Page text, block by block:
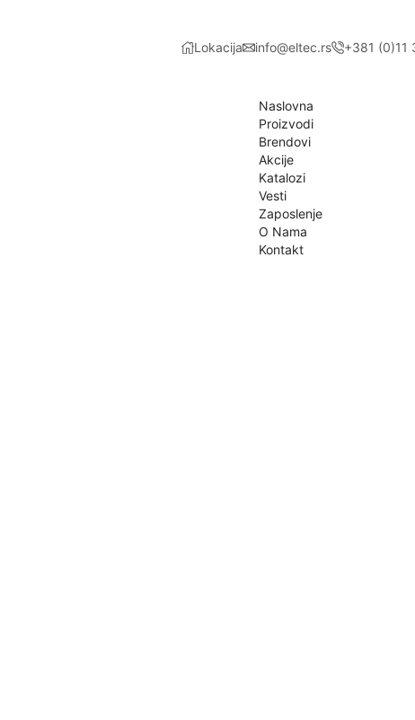
Lokacija info@eltec.rs +381 (0)11
Naslovna
Proizvodi
Brendovi
Akcije
Katalozi
Vesti
Zaposlenje
O Nama
Kontakt